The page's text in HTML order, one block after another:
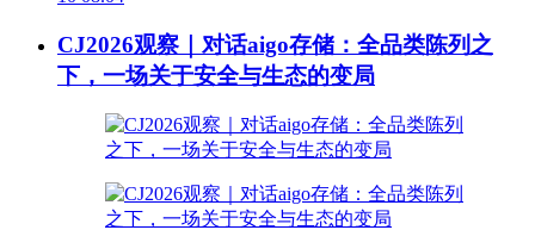
CJ2026观察｜对话aigo存储：全品类陈列之
下，一场关于安全与生态的变局